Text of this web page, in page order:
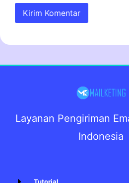
Layanan Pengiriman
Indonesia